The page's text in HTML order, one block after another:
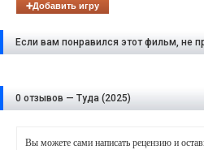
➕Добавить игру
Если вам понравился этот фильм, не
0 отзывов — Туда (2025)
Вы можете сами написать рецензию и